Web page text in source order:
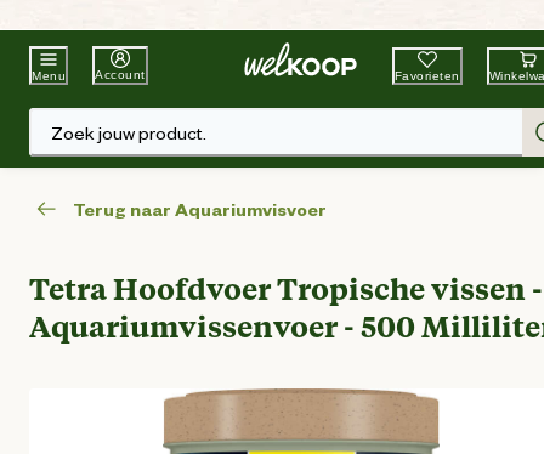
Beste WinkelketenTuin & Dier
Menu Account Favorieten
Zoek jouw product.
Terug naar Aquariumvisvoer
Tetra Hoofdvoer Tropische vissen -
Aquariumvissenvoer - 500